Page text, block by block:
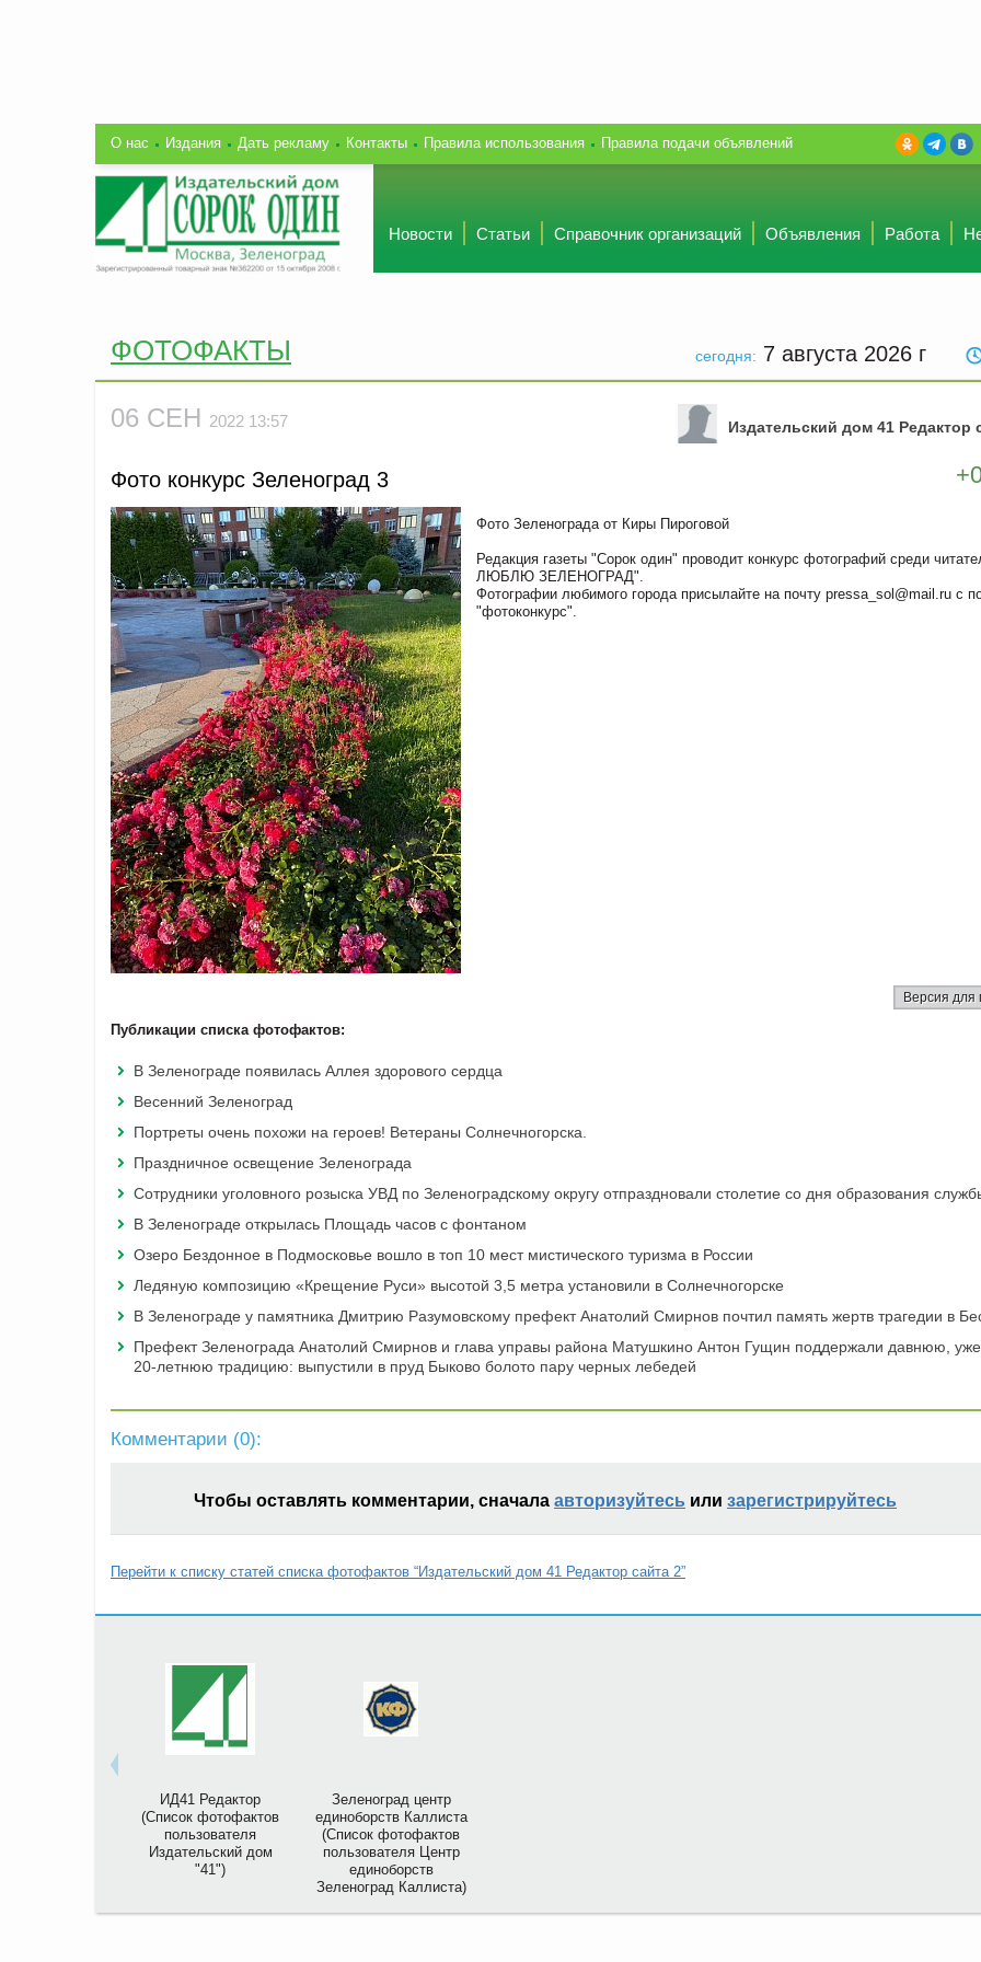
О нас Издания Дать рекламу Контакты Правила использования Правила подачи объявлений
Новости Статьи Справочник организаций Объявления Работа
сегодня: 7 августа 2026 г
ФОТОФАКТЫ
06 СЕН 2022 13:57 Издательский дом 41 Редактор
Фото конкурс Зеленоград 3
Фото Зеленограда от Киры Пироговой
Редакция газеты "Сорок один" проводит конкурс фотографий среди
ЛЮБЛЮ ЗЕЛЕНОГРАД".
Фотографии любимого города присылайте на почту pressa_sol@mail.ru с
"фотоконкурс".
Версия для
Публикации списка фотофактов:
В Зеленограде появилась Аллея здорового сердца
Весенний Зеленоград
Портреты очень похожи на героев! Ветераны Солнечногорска.
Праздничное освещение Зеленограда
Сотрудники уголовного розыска УВД по Зеленоградскому округу отпраздновали столетие со дня образования
В Зеленограде открылась Площадь часов с фонтаном
Озеро Бездонное в Подмосковье вошло в топ 10 мест мистического туризма в России
Ледяную композицию «Крещение Руси» высотой 3,5 метра установили в Солнечногорске
В Зеленограде у памятника Дмитрию Разумовскому префект Анатолий Смирнов почтил память жертв трагедии в
Префект Зеленограда Анатолий Смирнов и глава управы района Матушкино Антон Гущин поддержали давнюю, уже
20-летнюю традицию: выпустили в пруд Быково болото пару черных лебедей
Комментарии (0):
Чтобы оставлять комментарии, сначала авторизуйтесь или зарегистрируйтесь
Перейти к списку статей списка фотофактов “Издательский дом 41 Редактор сайта 2”
ИД41 Редактор
(Список фотофактов
пользователя
Издательский дом
"41")
Зеленоград центр
единоборств Каллиста
(Список фотофактов
пользователя Центр
единоборств
Зеленоград Каллиста)